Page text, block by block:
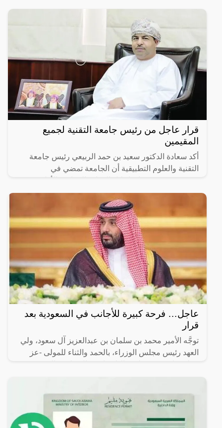
قرار عاجل من رئيس جامعة التقنية لجميع
المقيمين
أكد سعادة الدكتور سعيد بن حمد الربيعي رئيس جامعة
التقنية والعلوم التطبيقية أن الجامعة تمضي في
بإحلال
عاجل… فرحة كبيرة للأجانب في السعودية بعد
قرار
توجَّه الأمير محمد بن سلمان بن عبدالعزيز آل سعود، ولي
العهد رئيس مجلس الوزراء، بالحمد والثناء للمولى -عز